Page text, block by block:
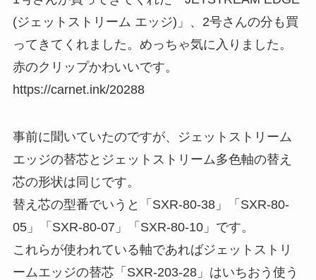
(ジェットストリーム エッジ)」、2号さんの分も買
ってきてくれました。めっちゃ気に入りました。
赤のクリップかわいいです。
https://carnet.ink/20288
事前に聞いていたのですが、ジェットストリーム
エッジの替芯とジェットストリーム多色軸の替え
芯の形状は同じです。
替え芯の型番でいうと「SXR-80-38」「SXR-80-
05」「SXR-80-07」「SXR-80-10」です。
これらが使われている軸であればジェットストリ
ームエッジの替芯「SXR-203-28」はいちおう使う